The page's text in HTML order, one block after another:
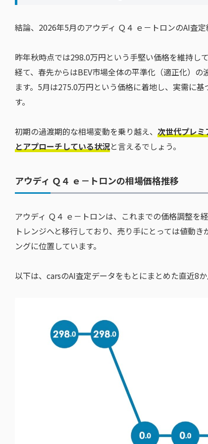
結論、2026年5月のアウディ Ｑ４ ｅ－トロンのAI査定
昨年秋時点では298.0万円という手堅い価格を維持し
経て、春先からはBEV市場全体の平準化（適正化）
ます。5月は275.0万円という価格に着地し、実需に
す。
初期の過渡期的な相場変動を乗り越え、 次世代プレミ
とアプローチしている状況と言えるでしょう。
アウディ Ｑ４ ｅ－トロンの相場価格推移
アウディ Ｑ４ ｅ－トロンは、これまでの価格調整を
トレンジへと移行しており、売り手にとっては値動
ングに位置しています。
以下は、carsのAI査定データをもとにまとめた直近8か